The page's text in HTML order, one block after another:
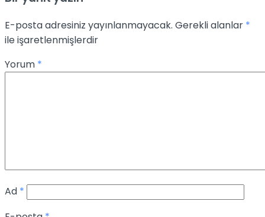
E-posta adresiniz yayınlanmayacak. Gerekli alanlar *
ile işaretlenmişlerdir
Yorum *
Ad *